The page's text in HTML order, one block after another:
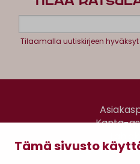
Tämä sivusto
TILAA
Tilaamalla uutiskirjeen hyväksyt
Kanta-
Gomee